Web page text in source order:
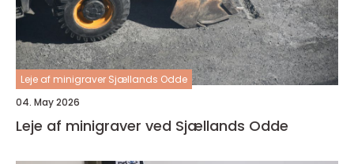
Leje af minigraver Sjællands Odde
04. May 2026
Leje af minigraver ved Sjællands Odde